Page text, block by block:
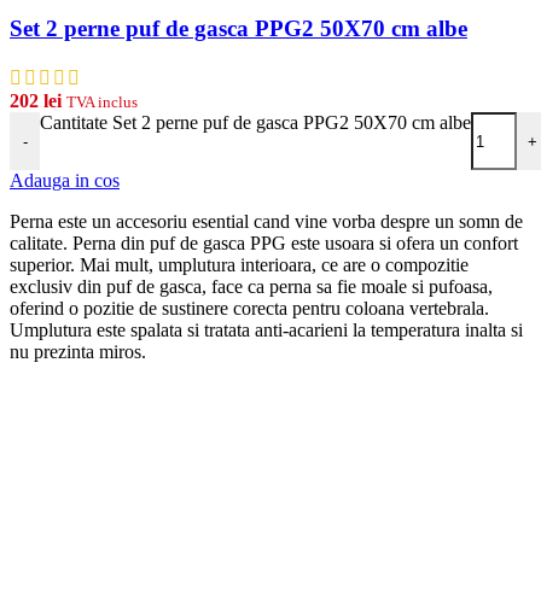
Set 2 perne puf de gasca PPG2 50X70 cm albe
202 lei TVA inclus
-
Cantitate Set 2 perne puf de gasca PPG2 50X70 cm albe
+
Adauga in cos
Perna este un accesoriu esential cand vine vorba despre un somn de
calitate. Perna din puf de gasca PPG este usoara si ofera un confort
superior. Mai mult, umplutura interioara, ce are o compozitie
exclusiv din puf de gasca, face ca perna sa fie moale si pufoasa,
oferind o pozitie de sustinere corecta pentru coloana vertebrala.
Umplutura este spalata si tratata anti-acarieni la temperatura inalta si
nu prezinta miros.